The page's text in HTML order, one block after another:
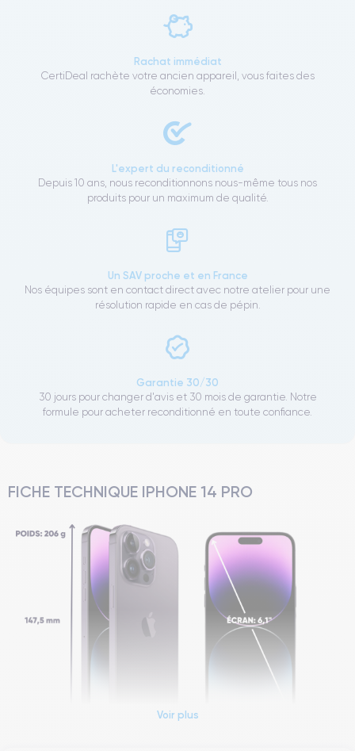
Rachat immédiat
CertiDeal rachète votre ancien appareil, vous faites des
économies.
L'expert du reconditionné
Depuis 10 ans, nous reconditionnons nous-même tous nos
produits pour un maximum de qualité.
Un SAV proche et en France
Nos équipes sont en contact direct avec notre atelier pour une
résolution rapide en cas de pépin.
Garantie 30/30
30 jours pour changer d'avis et 30 mois de garantie. Notre
formule pour acheter reconditionné en toute confiance.
FICHE TECHNIQUE IPHONE 14 PRO
Voir plus